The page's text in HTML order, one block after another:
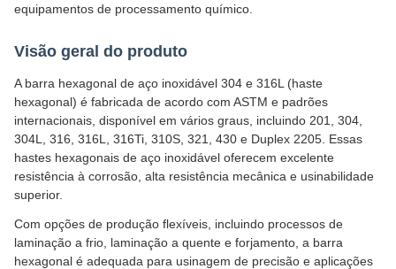
equipamentos de processamento químico.
Visão geral do produto
A barra hexagonal de aço inoxidável 304 e 316L (haste
hexagonal) é fabricada de acordo com ASTM e padrões
internacionais, disponível em vários graus, incluindo 201, 304,
304L, 316, 316L, 316Ti, 310S, 321, 430 e Duplex 2205. Essas
hastes hexagonais de aço inoxidável oferecem excelente
resistência à corrosão, alta resistência mecânica e usinabilidade
superior.
Com opções de produção flexíveis, incluindo processos de
laminação a frio, laminação a quente e forjamento, a barra
hexagonal é adequada para usinagem de precisão e aplicações